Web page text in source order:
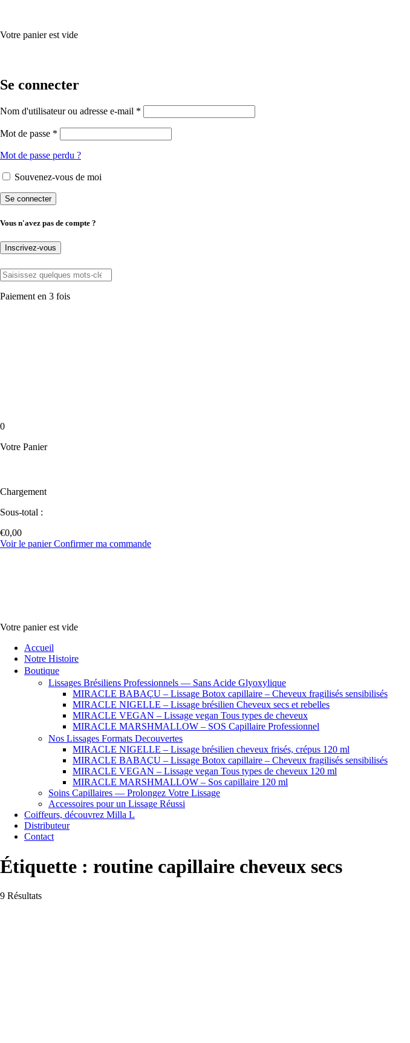
Votre panier est vide
Se connecter
Nom d'utilisateur ou adresse e-mail *
Mot de passe *
Mot de passe perdu ?
Souvenez-vous de moi
Vous n'avez pas de compte ?
Inscrivez-vous
Paiement en 3 fois
0
Votre Panier
Chargement
Sous-total :
€0,00
Voir le panierConfirmer ma commande
Votre panier est vide
Accueil
Notre Histoire
Boutique
Lissages Brésiliens Professionnels — Sans Acide Glyoxylique
MIRACLE BABAÇU – Lissage Botox capillaire – Cheveux fragilisés sensibilisés
MIRACLE NIGELLE – Lissage brésilien Cheveux secs et rebelles
MIRACLE VEGAN – Lissage vegan Tous types de cheveux
MIRACLE MARSHMALLOW – SOS Capillaire Professionnel
Nos Lissages Formats Decouvertes
MIRACLE NIGELLE – Lissage brésilien cheveux frisés, crépus 120 ml
MIRACLE BABAÇU – Lissage Botox capillaire – Cheveux fragilisés sensibilisés
MIRACLE VEGAN – Lissage vegan Tous types de cheveux 120 ml
MIRACLE MARSHMALLOW – Sos capillaire 120 ml
Soins Capillaires — Prolongez Votre Lissage
Accessoires pour un Lissage Réussi
Coiffeurs, découvrez Milla L
Distributeur
Contact
Étiquette : routine capillaire cheveux secs
9 Résultats